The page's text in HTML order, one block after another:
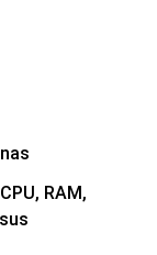
RAM,